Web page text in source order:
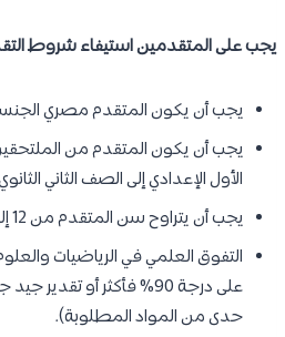
يجب على المتقدمين استيفاء شروط
يجب أن يكون المتقدم مصري
يجب أن يكون المتقدم من
الأول الإعدادي إلى الصف الثاني
يجب أن يتراوح سن المتقدم من 12 إلى 17 سنة.
التفوق العلمي في الرياضيات
على درجة 90% فأكثر أو
حدى من المواد المطلوبة).